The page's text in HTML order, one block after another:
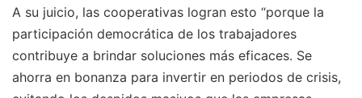
A su juicio, las cooperativas logran esto “porque la
participación democrática de los trabajadores
contribuye a brindar soluciones más eficaces. Se
ahorra en bonanza para invertir en periodos de crisis,